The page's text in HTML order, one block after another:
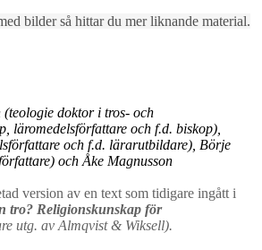
bilder så hittar du mer liknande material.
doktor i tros- och
läromedelsförfattare och f.d. biskop),
och f.d. lärarutbildare), Börje
och Åke Magnusson
version av en text som tidigare ingått i
tro? Religionskunskap för
utg. av Almqvist & Wiksell).